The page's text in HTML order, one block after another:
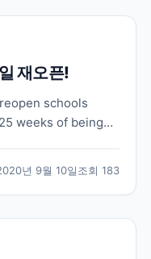
재오픈!
schools
weeks of being
년 9월 10일조회 183